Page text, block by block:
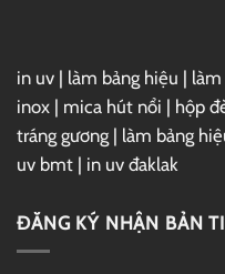
in uv | làm bảng hiệu |
inox | mica hút nổi | hộp
tráng gương | làm bảng
uv bmt | in uv đaklak
ĐĂNG KÝ NHẬN BẢN